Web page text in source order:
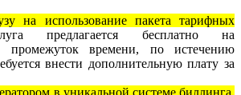
на использование пакета тарифных
предлагается бесплатно на
промежуток времени, по истечению
внести дополнительную плату за